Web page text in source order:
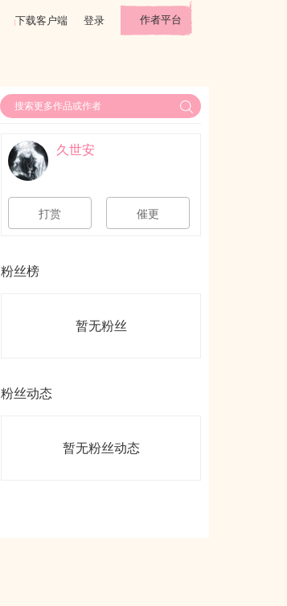
下载客户端 登录 作者平台
久世安
打赏 催更
粉丝榜
暂无粉丝
粉丝动态
暂无粉丝动态